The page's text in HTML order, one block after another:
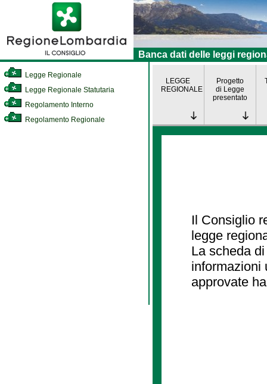
Banca dati delle leggi
Legge Regionale
Legge Regionale Statutaria
Regolamento Interno
Regolamento Regionale
LEGGE
REGIONALE
Progetto
di Legge
presentato
Il Consiglio
legge
La scheda
informazioni
approvate